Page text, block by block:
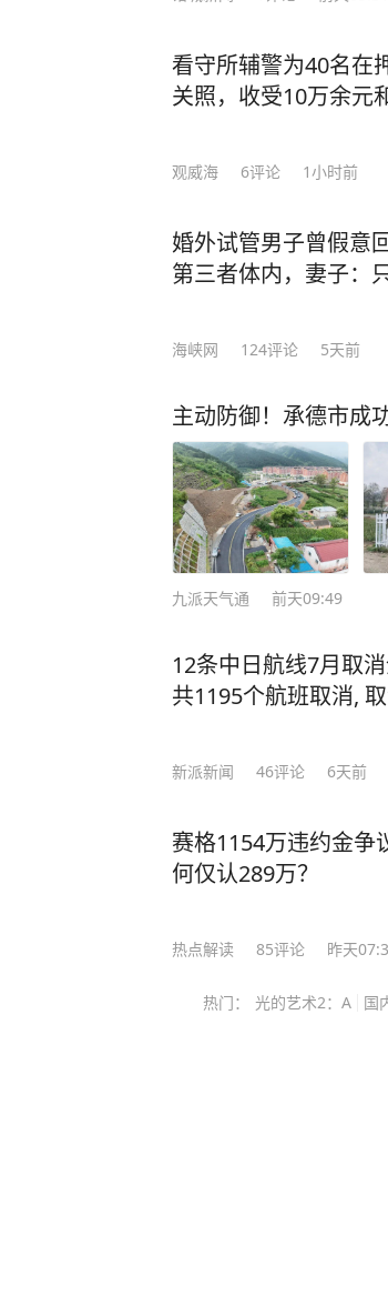
看守所辅警为40名在
关照，收受10万余元
观威海 6评论 1小时前
婚外试管男子曾假意
第三者体内，妻子：
海峡网 124评论 5天前
主动防御！承德市成
九派天气通 前天09:49
12条中日航线7月取
共1195个航班取消,
新派新闻 46评论 6天前
赛格1154万违约金争
何仅认289万？
热点解读 85评论 昨天
热门： 光的艺术2：A 国